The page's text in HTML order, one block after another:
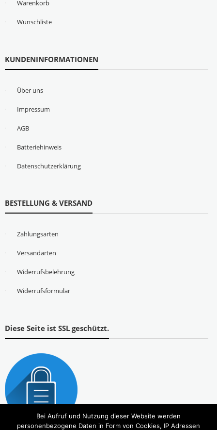
Warenkorb
Wunschliste
KUNDENINFORMATIONEN
Über uns
Impressum
AGB
Batteriehinweis
Datenschutzerklärung
BESTELLUNG & VERSAND
Zahlungsarten
Versandarten
Widerrufsbelehrung
Widerrufsformular
Diese Seite ist SSL geschützt.
Bei Aufruf und Nutzung dieser Website werden
personenbezogene Daten in Form von Cookies, IP Adressen